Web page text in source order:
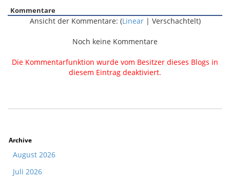
Kommentare
Ansicht der Kommentare: (Linear| Verschachtelt)
Noch keine Kommentare
Die Kommentarfunktion wurde vom Besitzer dieses Blogs in
diesem Eintrag deaktiviert.
Archive
August 2026
Juli 2026